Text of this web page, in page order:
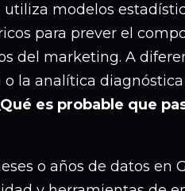
modelos
para prever el
del marketing. A
la analítica
es probable que
o años de datos en